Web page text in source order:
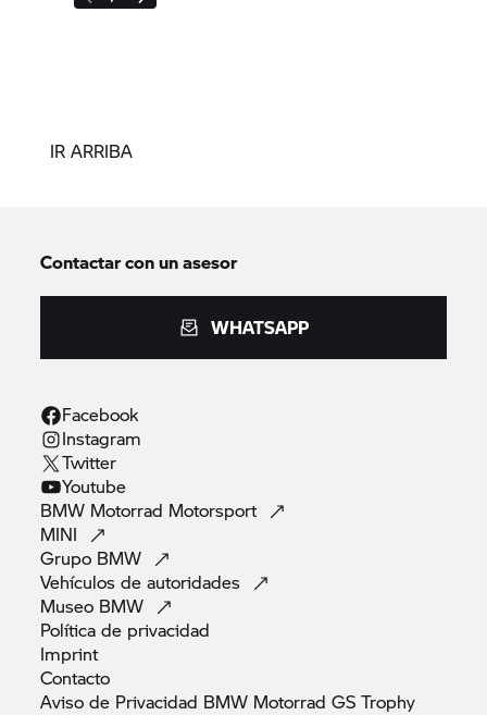
IR ARRIBA
Contactar con un asesor
WHATSAPP
Facebook
Instagram
Twitter
Youtube
BMW Motorrad Motorsport
MINI
Grupo BMW
Vehículos deautoridades
Museo BMW
Política de privacidad
Imprint
Contacto
Aviso de Privacidad BMW Motorrad GSTrophy